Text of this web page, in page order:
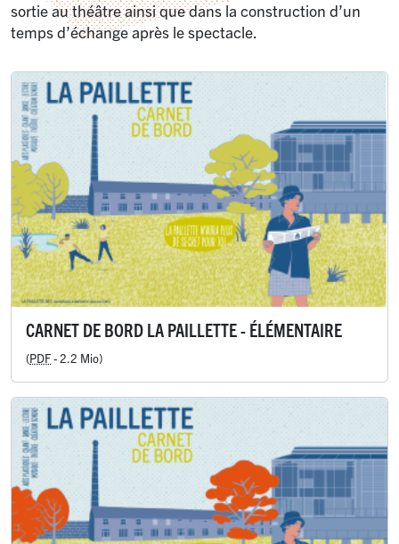
sortie au théâtre ainsi que dans la construction d’un
temps d’échange après le spectacle.
CARNET DE BORD LA PAILLETTE - ÉLÉMENTAIRE
(PDF-2.2 Mio)